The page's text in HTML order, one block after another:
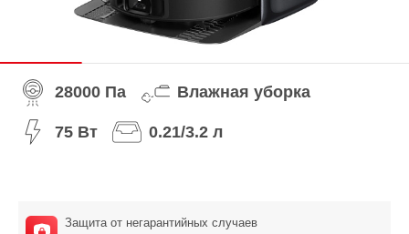
28000 Па Влажная уборка
75 Вт 0.21/3.2 л
Защита от негарантийных случаев